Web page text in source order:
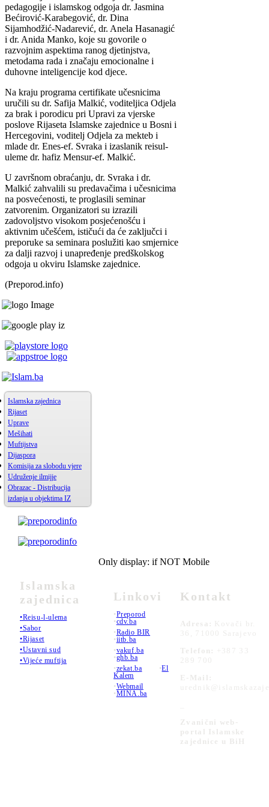
pedagogije i islamskog odgoja dr. Jasmina
Bećirović-Karabegović, dr. Dina
Sijamhodžić-Nadarević, dr. Anela Hasanagić
i dr. Anida Manko, koje su govorile o
razvojnim aspektima ranog djetinjstva,
metodama rada i značaju emocionalne i
duhovne inteligencije kod djece.
Na kraju programa certifikate učesnicima
uručili su dr. Safija Malkić, voditeljica Odjela
za brak i porodicu pri Upravi za vjerske
poslove Rijaseta Islamske zajednice u Bosni i
Hercegovini, voditelj Odjela za mekteb i
mlade dr. Enes-ef. Svraka i izaslanik reisul-
uleme dr. hafiz Mensur-ef. Malkić.
U završnom obraćanju, dr. Svraka i dr.
Malkić zahvalili su predavačima i učesnicima
na posvećenosti, te proglasili seminar
zatvorenim. Organizatori su izrazili
zadovoljstvo visokom posjećenošću i
aktivnim učešćem, ističući da će zaključci i
preporuke sa seminara poslužiti kao smjernice
za dalji razvoj i unapređenje predškolskog
odgoja u okviru Islamske zajednice.
(Preporod.info)
Islamska zajednica
Rijaset
Uprave
Mešihati
Muftijstva
Dijaspora
Komisija za slobodu vjere
Udruženje ilmijje
Obrazac - Distribucija
izdanja u objektima IZ
Islamska
zajednica
•Reisu-l-ulema
•Sabor
•Rijaset
•Ustavni sud
•Vijeće muftija
Only display: if NOT Mobile
Linkovi
•Preporod
•cdv.ba
•Radio BIR
•iitb.ba
•vakuf.ba
•ghb.ba
•zekat.ba •El
Kalem
•Webmail
•MINA.ba
Kontakt
Adresa:
Kovači br.
36, 71000 Sarajevo
Telefon:
+387 33
289 700
E-Mail:
Zvanični web-
portal Islamske
zajednice u BiH